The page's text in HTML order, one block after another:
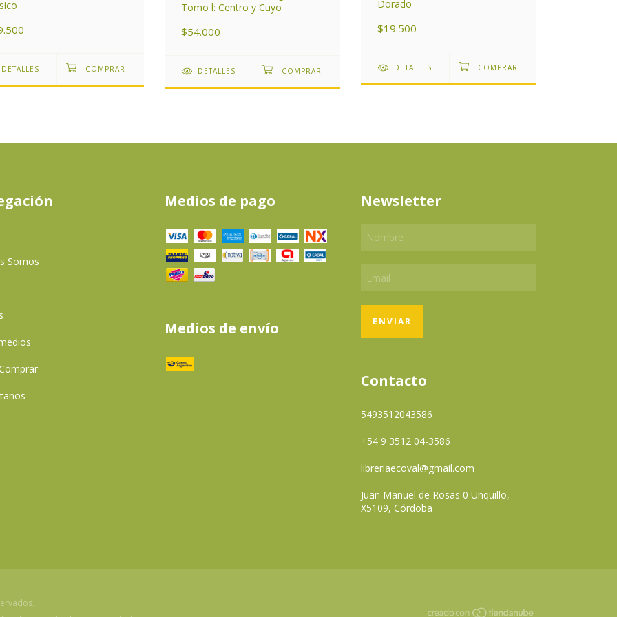
DETALLES
Tomo l: Centro y Cuyo
$54.000
DETALLES
Dorado
$19.500
DETALLES
Somos
Medios de pago
Medios de envío
Newsletter
Contacto
5493512043586
+54 9 3512 04-3586
libreriaecoval@gmail.com
Juan Manuel de Rosas 0 Unquillo,
X5109, Córdoba